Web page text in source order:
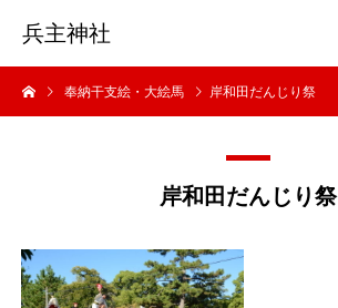
兵主神社
奉納干支絵・大絵馬 岸和田だんじり祭
岸和田だんじり祭